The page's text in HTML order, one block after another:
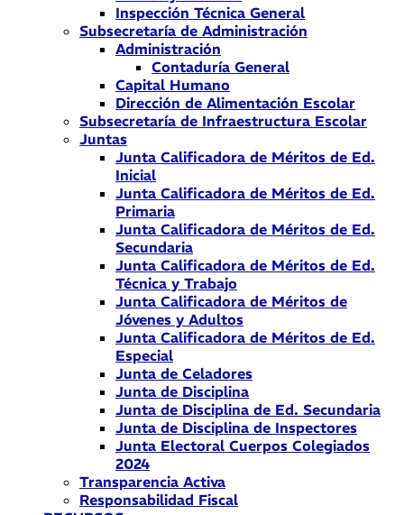
Inspección Técnica General
Subsecretaría de Administración
Administración
Contaduría General
Capital Humano
Dirección de Alimentación Escolar
Subsecretaría de Infraestructura Escolar
Juntas
Junta Calificadora de Méritos de Ed.
Inicial
Junta Calificadora de Méritos de Ed.
Primaria
Junta Calificadora de Méritos de Ed.
Secundaria
Junta Calificadora de Méritos de Ed.
Técnica y Trabajo
Junta Calificadora de Méritos de
Jóvenes y Adultos
Junta Calificadora de Méritos de Ed.
Especial
Junta de Celadores
Junta de Disciplina
Junta de Disciplina de Ed. Secundaria
Junta de Disciplina de Inspectores
Junta Electoral Cuerpos Colegiados
2024
Transparencia Activa
Responsabilidad Fiscal